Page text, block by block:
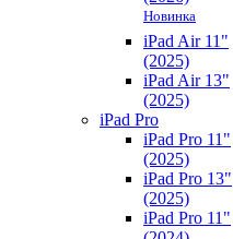
Новинка
iPad Air 11"
(2025)
iPad Air 13"
(2025)
iPad Pro
iPad Pro 11"
(2025)
iPad Pro 13"
(2025)
iPad Pro 11"